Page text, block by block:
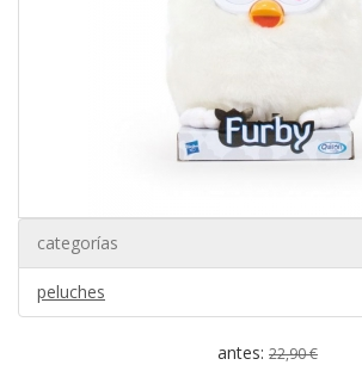
categorías
peluches
antes: 22,90 €